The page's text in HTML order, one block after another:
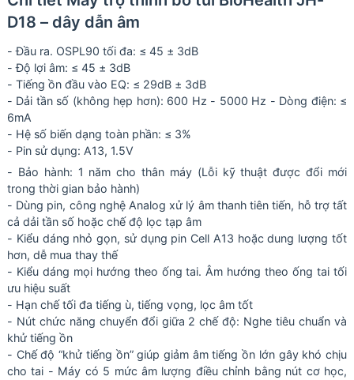
D18 – dây dẫn âm
- Đầu ra. OSPL90 tối đa: ≤ 45 ± 3dB
- Độ lợi âm: ≤ 45 ± 3dB
- Tiếng ồn đầu vào EQ: ≤ 29dB ± 3dB
- Dải tần số (không hẹp hơn): 600 Hz - 5000 Hz - Dòng điện: ≤
6mA
- Hệ số biến dạng toàn phần: ≤ 3%
- Pin sử dụng: A13, 1.5V
- Bảo hành: 1 năm cho thân máy (Lỗi kỹ thuật được đổi mới
trong thời gian bảo hành)
- Dùng pin, công nghệ Analog xử lý âm thanh tiên tiến, hỗ trợ tất
cả dải tần số hoặc chế độ lọc tạp âm
- Kiểu dáng nhỏ gọn, sử dụng pin Cell A13 hoặc dung lượng tốt
hơn, dễ mua thay thế
- Kiểu dáng mọi hướng theo ống tai. Âm hướng theo ống tai tối
ưu hiệu suất
- Hạn chế tối đa tiếng ù, tiếng vọng, lọc âm tốt
- Nút chức năng chuyển đổi giữa 2 chế độ: Nghe tiêu chuẩn và
khử tiếng ồn
- Chế độ “khử tiếng ồn” giúp giảm âm tiếng ồn lớn gây khó chịu
cho tai - Máy có 5 mức âm lượng điều chỉnh bằng nút cơ học,